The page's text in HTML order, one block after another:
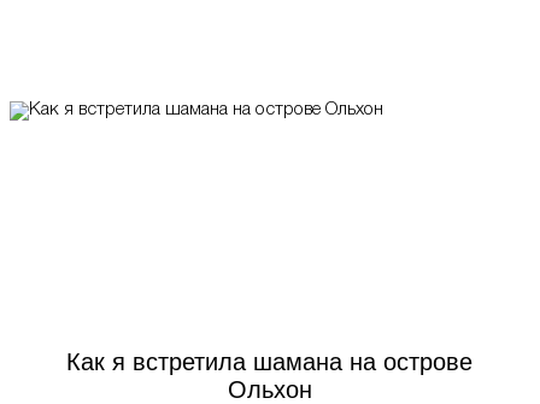
Как я встретила шамана на острове
Ольхон